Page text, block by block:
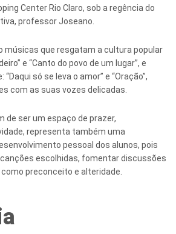
Center Rio Claro, sob a regência do
professor Joseano.
músicas que resgatam a cultura popular
e “Canto do povo de um lugar”, e
só se leva o amor” e “Oração”,
com as suas vozes delicadas.
de ser um espaço de prazer,
representa também uma
pessoal dos alunos, pois
escolhidas, fomentar discussões
preconceito e alteridade.